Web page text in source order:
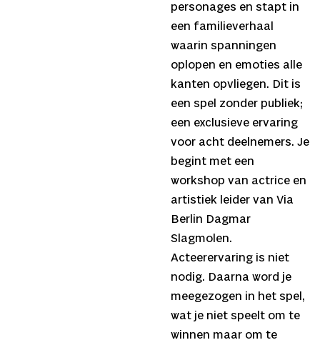
personages en stapt in
een familieverhaal
waarin spanningen
oplopen en emoties alle
kanten opvliegen. Dit is
een spel zonder publiek;
een exclusieve ervaring
voor acht deelnemers. Je
begint met een
workshop van actrice en
artistiek leider van Via
Berlin Dagmar
Slagmolen.
Acteerervaring is niet
nodig. Daarna word je
meegezogen in het spel,
wat je niet speelt om te
winnen maar om te